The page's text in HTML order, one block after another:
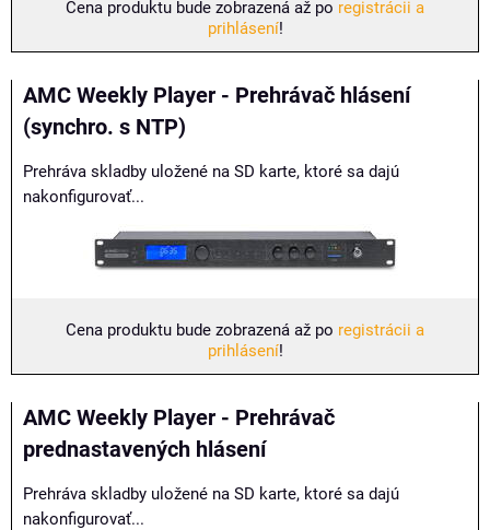
Cena produktu bude zobrazená až po registrácii a
prihlásení!
AMC Weekly Player - Prehrávač hlásení
(synchro. s NTP)
Prehráva skladby uložené na SD karte, ktoré sa dajú
nakonfigurovať...
Cena produktu bude zobrazená až po registrácii a
prihlásení!
AMC Weekly Player - Prehrávač
prednastavených hlásení
Prehráva skladby uložené na SD karte, ktoré sa dajú
nakonfigurovať...